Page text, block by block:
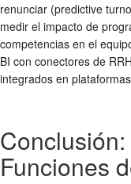
renunciar (predictive
medir el impacto de
competencias en el
BI con conectores de
integrados en
Funciones